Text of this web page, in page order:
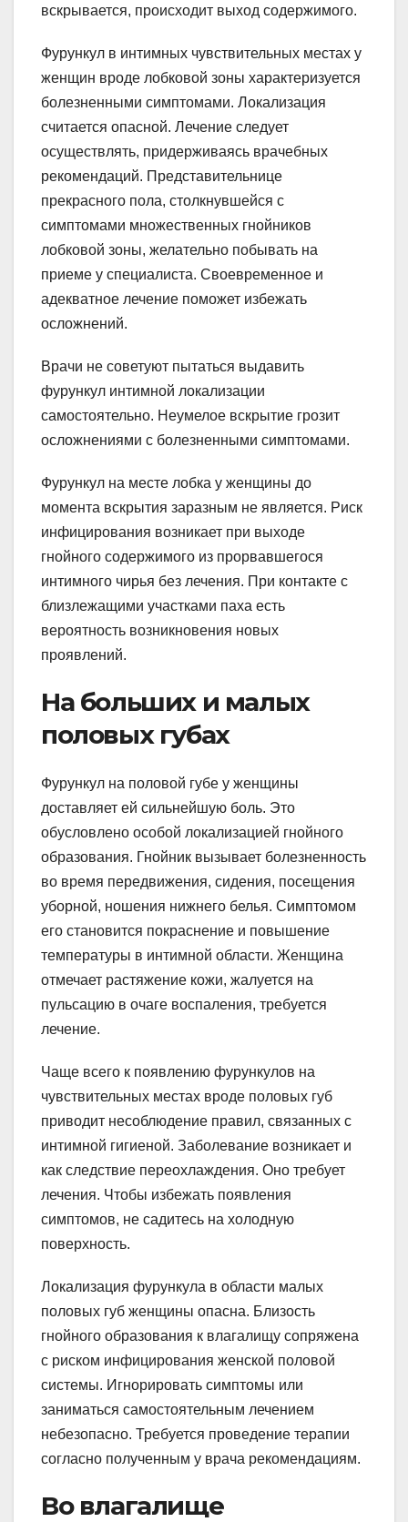
вскрывается, происходит выход содержимого.
Фурункул в интимных чувствительных местах у
женщин вроде лобковой зоны характеризуется
болезненными симптомами. Локализация
считается опасной. Лечение следует
осуществлять, придерживаясь врачебных
рекомендаций. Представительнице
прекрасного пола, столкнувшейся с
симптомами множественных гнойников
лобковой зоны, желательно побывать на
приеме у специалиста. Своевременное и
адекватное лечение поможет избежать
осложнений.
Врачи не советуют пытаться выдавить
фурункул интимной локализации
самостоятельно. Неумелое вскрытие грозит
осложнениями с болезненными симптомами.
Фурункул на месте лобка у женщины до
момента вскрытия заразным не является. Риск
инфицирования возникает при выходе
гнойного содержимого из прорвавшегося
интимного чирья без лечения. При контакте с
близлежащими участками паха есть
вероятность возникновения новых
проявлений.
На больших и малых
половых губах
Фурункул на половой губе у женщины
доставляет ей сильнейшую боль. Это
обусловлено особой локализацией гнойного
образования. Гнойник вызывает болезненность
во время передвижения, сидения, посещения
уборной, ношения нижнего белья. Симптомом
его становится покраснение и повышение
температуры в интимной области. Женщина
отмечает растяжение кожи, жалуется на
пульсацию в очаге воспаления, требуется
лечение.
Чаще всего к появлению фурункулов на
чувствительных местах вроде половых губ
приводит несоблюдение правил, связанных с
интимной гигиеной. Заболевание возникает и
как следствие переохлаждения. Оно требует
лечения. Чтобы избежать появления
симптомов, не садитесь на холодную
поверхность.
Локализация фурункула в области малых
половых губ женщины опасна. Близость
гнойного образования к влагалищу сопряжена
с риском инфицирования женской половой
системы. Игнорировать симптомы или
заниматься самостоятельным лечением
небезопасно. Требуется проведение терапии
согласно полученным у врача рекомендациям.
Во влагалище